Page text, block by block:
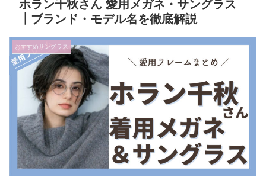
ホラン千秋さん 愛用メガネ・サングラス
┃ブランド・モデル名を徹底解説
おすすめサングラス